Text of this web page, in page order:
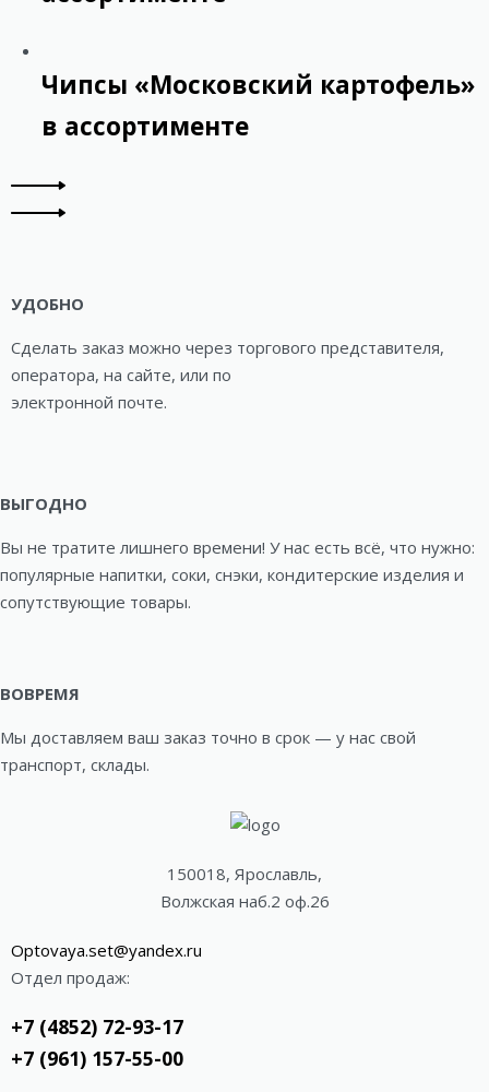
Чипсы «Московский картофель»
в ассортименте
УДОБНО
Сделать заказ можно через торгового представителя,
оператора, на сайте, или по
электронной почте.
ВЫГОДНО
Вы не тратите лишнего времени! У нас есть всё, что нужно:
популярные напитки, соки, снэки, кондитерские изделия и
сопутствующие товары.
ВОВРЕМЯ
Мы доставляем ваш заказ точно в срок — у нас свой
транспорт, склады.
150018, Ярославль,
Волжская наб.2 оф.26
Optovaya.set@yandex.ru
Отдел продаж:
+7 (4852) 72-93-17
+7 (961) 157-55-00